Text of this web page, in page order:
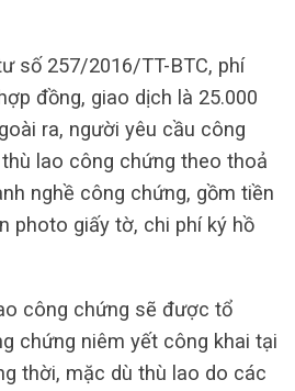
số 257/2016/TT-BTC, phí
đồng, giao dịch là 25.000
ra, người yêu cầu công
lao công chứng theo thoả
nghề công chứng, gồm tiền
photo giấy tờ, chi phí ký hồ
công chứng sẽ được tổ
chứng niêm yết công khai tại
thời, mặc dù thù lao do các